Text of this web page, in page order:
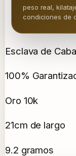
peso real,
condiciones de
Esclava de
100%
Oro 10k
21cm de largo
9.2 gramos